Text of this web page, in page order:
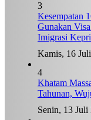
3
Kesempatan
Gunakan
Imigrasi
Kamis, 16
4
Khatam
Tahunan,
Senin, 13 Juli